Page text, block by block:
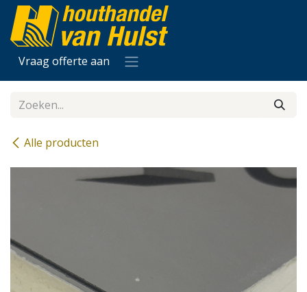
Overslaan naar inhoud
Vraag offerte aan
Alle producten